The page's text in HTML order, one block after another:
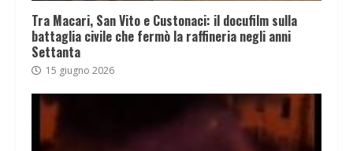
Tra Macari, San Vito e Custonaci: il docufilm sulla
battaglia civile che fermò la raffineria negli anni
Settanta
15 giugno 2026